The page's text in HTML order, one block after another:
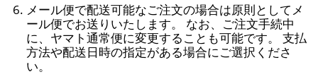
メール便で配送可能なご注文の場合は原則としてメ
ール便でお送りいたします。 なお、ご注文手続中
に、ヤマト通常便に変更することも可能です。 支払
方法や配送日時の指定がある場合にご選択くださ
い。